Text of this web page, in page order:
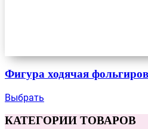
Фигура ходячая
Выбрать
КАТЕГОРИИ ТОВАРОВ